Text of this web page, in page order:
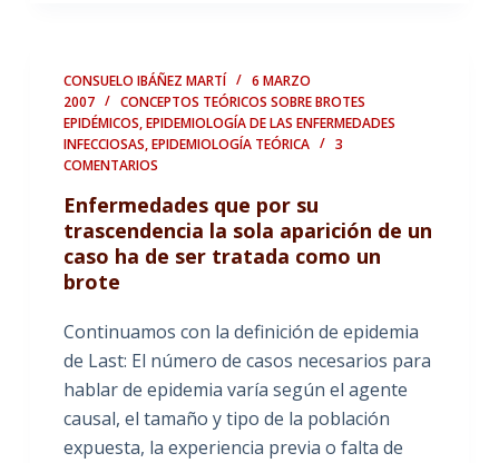
CONSUELO IBÁÑEZ MARTÍ
6 MARZO
2007
CONCEPTOS TEÓRICOS SOBRE BROTES
EPIDÉMICOS,EPIDEMIOLOGÍA DE LAS ENFERMEDADES
INFECCIOSAS,EPIDEMIOLOGÍA TEÓRICA
3
COMENTARIOS
Enfermedades que por su
trascendencia la sola aparición de un
caso ha de ser tratada como un
brote
Continuamos con la definición de epidemia
de Last: El número de casos necesarios para
hablar de epidemia varía según el agente
causal, el tamaño y tipo de la población
expuesta, la experiencia previa o falta de